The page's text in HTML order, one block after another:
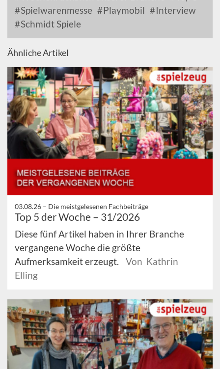
Spielwarenmesse
Playmobil
Interview
Schmidt Spiele
Ähnliche Artikel
03.08.26 – Die meistgelesenen Fachbeiträge
Top 5 der Woche – 31/2026
Diese fünf Artikel haben in Ihrer Branche
vergangene Woche die größte
Aufmerksamkeit erzeugt.
Von Kathrin
Elling